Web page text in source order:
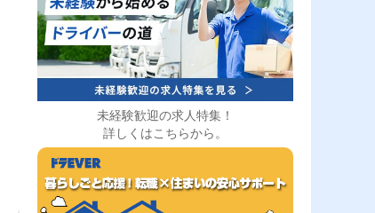
未経験歓迎の求人特集！
詳しくはこちらから。